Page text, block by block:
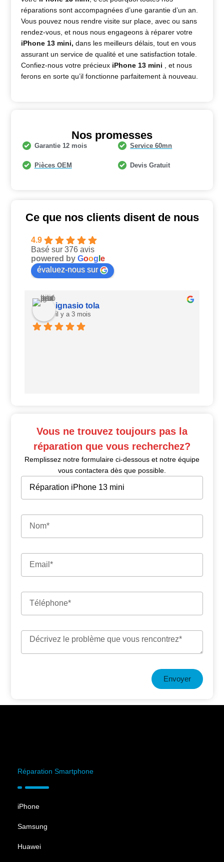
réparations sont accompagnées d’une garantie d’un an.
Vous pouvez nous rendre visite sur place, avec ou sans
rendez-vous, et nous nous engageons à réparer votre
iPhone 13 mini,dans les meilleurs délais, tout en vous
assurant un service de qualité et une satisfaction totale.
Confiez-nous votre précieux iPhone 13 mini , et nous
ferons en sorte qu’il fonctionne parfaitement à nouveau.
Nos promesses
Garantie 12 mois Service 60mn
Pièces OEM Devis Gratuit
Ce que nos clients disent de nous
4.9
Basé sur 376 avis
powered byGoog le
évaluez-nous sur
ignasio tola
il y a 3 mois
Vous ne trouvez toujours pas la
réparation que vous recherchez?
Remplissez notre formulaire ci-dessous et notre équipe
vous contactera dès que possible.
Envoyer
Réparation Smartphone
iPhone
Samsung
Huawei